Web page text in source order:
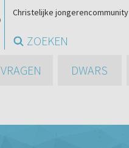
Christelijke jongerencommunity
ZOEKEN
VRAGEN DWARS